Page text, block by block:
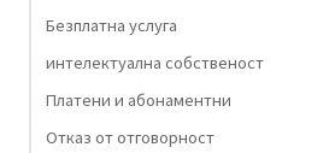
Безплатна услуга
интелектуална собственост
Платени и абонаментни
Отказ от отговорност